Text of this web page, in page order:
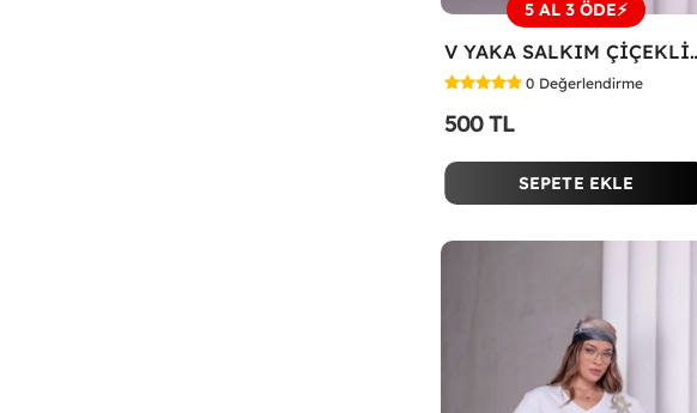
5 AL 3 ÖDE⚡
V YAKA
0 Değerlendirme
500 TL
SEPETE EKLE